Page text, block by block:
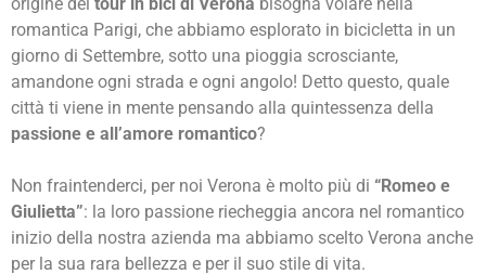
romantica Parigi, che abbiamo esplorato in bicicletta in un
giorno di Settembre, sotto una pioggia scrosciante,
amandone ogni strada e ogni angolo! Detto questo, quale
città ti viene in mente pensando alla quintessenza della
passione e all’amore romantico ?
Non fraintenderci, per noi Verona è molto più di “Romeo e
Giulietta” : la loro passione riecheggia ancora nel romantico
inizio della nostra azienda ma abbiamo scelto Verona anche
per la sua rara bellezza e per il suo stile di vita.